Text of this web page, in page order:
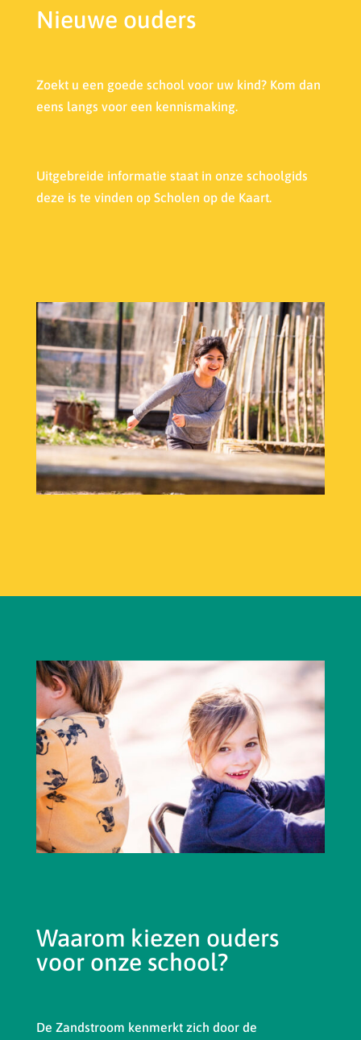
Nieuwe ouders
Zoekt u een goede school voor uw kind? Kom dan
eens langs voor een kennismaking.
Uitgebreide informatie staat in onze schoolgids
deze is te vinden op Scholen op de Kaart.
Waarom kiezen ouders
voor onze school?
De Zandstroom kenmerkt zich door de